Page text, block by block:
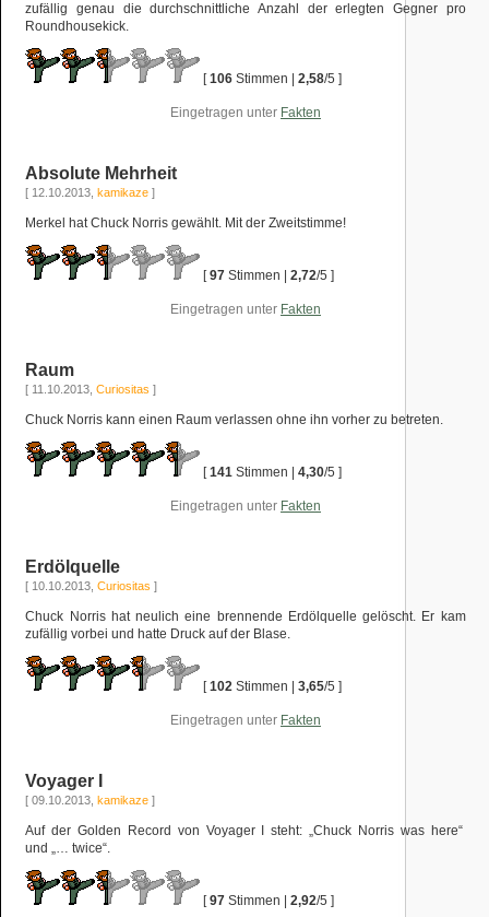
zufällig genau die durchschnittliche Anzahl der erlegten Gegner pro
Roundhousekick.
[106 Stimmen |2,58/5 ]
Eingetragen unter Fakten
Absolute Mehrheit
[ 12.10.2013,kamikaze ]
Merkel hat Chuck Norris gewählt. Mit der Zweitstimme!
[97 Stimmen |2,72/5 ]
Eingetragen unter Fakten
Raum
[ 11.10.2013,Curiositas ]
Chuck Norris kann einen Raum verlassen ohne ihn vorher zu betreten.
[141 Stimmen |4,30/5 ]
Eingetragen unter Fakten
Erdölquelle
[ 10.10.2013,Curiositas ]
Chuck Norris hat neulich eine brennende Erdölquelle gelöscht. Er kam
zufällig vorbei und hatte Druck auf der Blase.
[102 Stimmen |3,65/5 ]
Eingetragen unter Fakten
Voyager I
[ 09.10.2013,kamikaze ]
Auf der Golden Record von Voyager I steht: „Chuck Norris was here“
und „… twice“.
[97 Stimmen |2,92/5 ]